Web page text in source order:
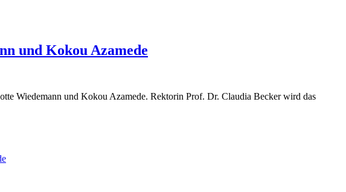
und Kokou Azamede
Wiedemann und Kokou Azamede. Rektorin Prof. Dr. Claudia Becker wird das